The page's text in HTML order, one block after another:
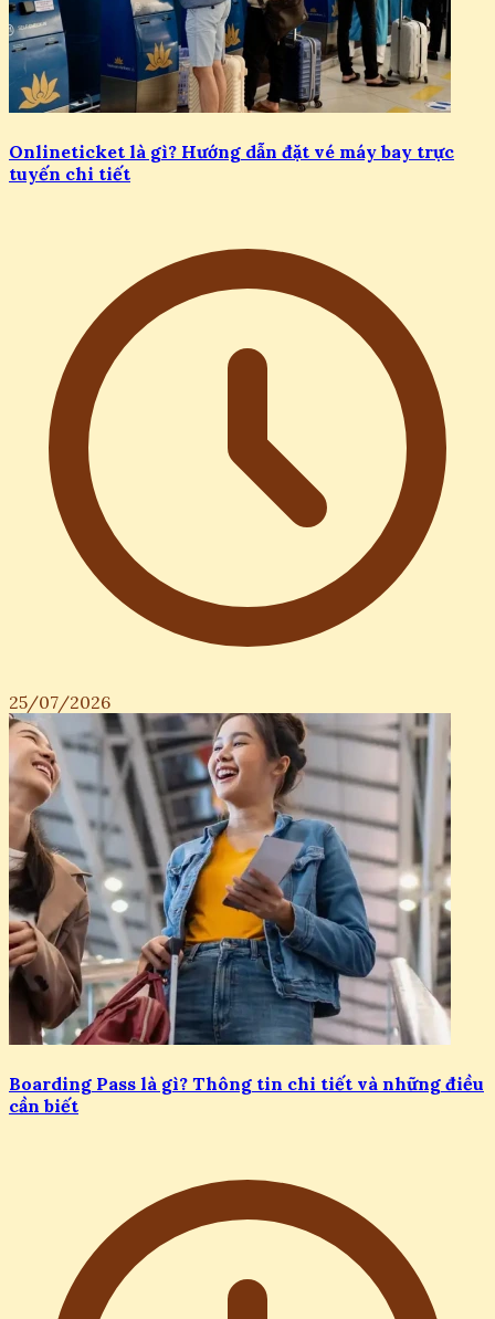
Onlineticket là gì? Hướng dẫn đặt vé máy bay trực
tuyến chi tiết
25/07/2026
Boarding Pass là gì? Thông tin chi tiết và những điều
cần biết